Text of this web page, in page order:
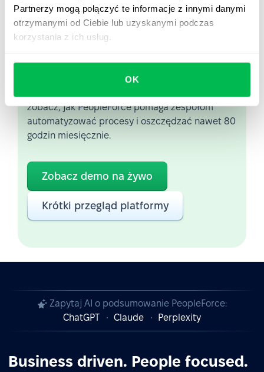
Partnerzy mogą połączyć te informacje z innymi danymi
otrzymanymi od Ciebie lub uzyskanymi podczas
korzystania z ich usług.
OK
Zobacz PeopleForce w
akcji
zobacz, jak PeopleForce pomaga zespołom
automatyzować procesy i oszczędzać nawet 80
godzin miesięcznie.
Zobacz demo na żywo
Krótki przegląd platformy
Zapytaj AI o podsumowanie PeopleForce:
ChatGPT
Claude Perplexity
Business driven. People focused.